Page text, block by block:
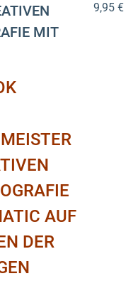
MIT
AUF
DER
9,95 €